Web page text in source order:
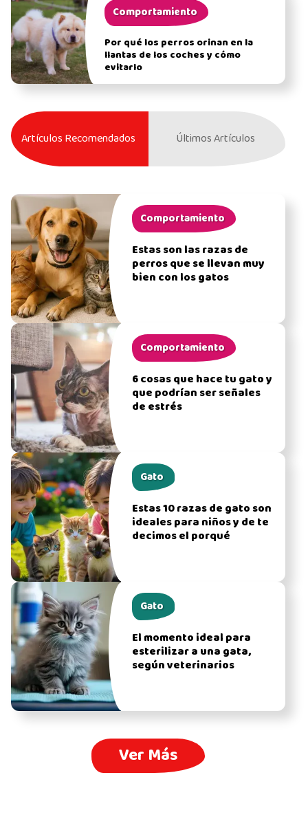
Comportamiento
Por qué los perros orinan en la
llantas de los coches y cómo
evitarlo
Artículos Recomendados Últimos Artículos
Comportamiento
Estas son las razas de
perros que se llevan muy
bien con los gatos
Comportamiento
6 cosas que hace tu gato y
que podrían ser señales
de estrés
Gato
Estas 10 razas de gato son
ideales para niños y de te
decimos el porqué
Gato
El momento ideal para
esterilizar a una gata,
según veterinarios
Ver Más